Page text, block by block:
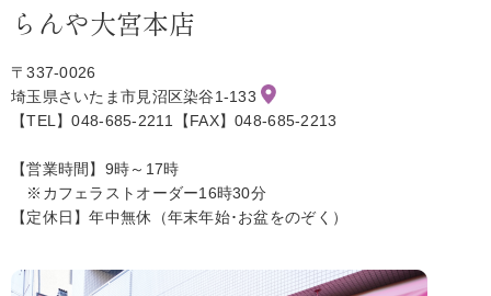
らんや大宮本店
〒337-0026
埼玉県さいたま市見沼区染谷1-133
【TEL】048-685-2211【FAX】048-685-2213
【営業時間】9時～17時
※カフェラストオーダー16時30分
【定休日】年中無休（年末年始･お盆をのぞく）